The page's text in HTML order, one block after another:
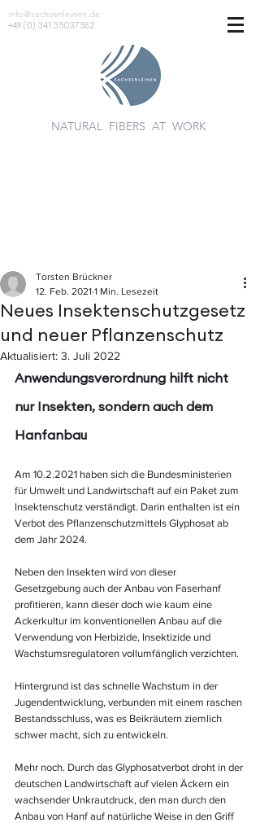
info@sachsenleinen.de
+49 (0) 341 35037582
NATURAL FIBERS AT WORK
Neues Insektenschutzgesetz
und neuer Pflanzenschutz
Torsten Brückner
12. Feb. 2021 1 Min. Lesezeit
Aktualisiert: 3. Juli 2022
Anwendungsverordnung hilft nicht
nur Insekten, sondern auch dem
Hanfanbau
Am 10.2.2021 haben sich die Bundesministerien
für Umwelt und Landwirtschaft auf ein Paket zum
Insektenschutz verständigt. Darin enthalten ist ein
Verbot des Pflanzenschutzmittels Glyphosat ab
dem Jahr 2024.
Neben den Insekten wird von dieser
Gesetzgebung auch der Anbau von Faserhanf
profitieren, kann dieser doch wie kaum eine
Ackerkultur im konventionellen Anbau auf die
Verwendung von Herbizide, Insektizide und
Wachstumsregulatoren vollumfänglich verzichten.
Hintergrund ist das schnelle Wachstum in der
Jugendentwicklung, verbunden mit einem raschen
Bestandsschluss, was es Beikräutern ziemlich
schwer macht, sich zu entwickeln.
Mehr noch. Durch das Glyphosatverbot droht in der
deutschen Landwirtschaft auf vielen Äckern ein
wachsender Unkrautdruck, den man durch den
Anbau von Hanf auf natürliche Weise in den Griff